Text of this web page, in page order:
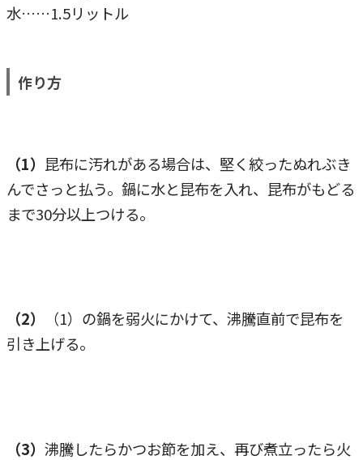
水……1.5リットル
作り方
（1） 昆布に汚れがある場合は、堅く絞ったぬれぶき
んでさっと払う。鍋に水と昆布を入れ、昆布がもどる
まで30分以上つける。
（2）
（1）の鍋を弱火にかけて、沸騰直前で昆布を
引き上げる。
（3） 沸騰したらかつお節を加え、再び煮立ったら火